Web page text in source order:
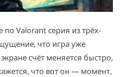
по Valorant серия из трёх-
что игра уже
счёт меняется быстро,
что вот он — момент,